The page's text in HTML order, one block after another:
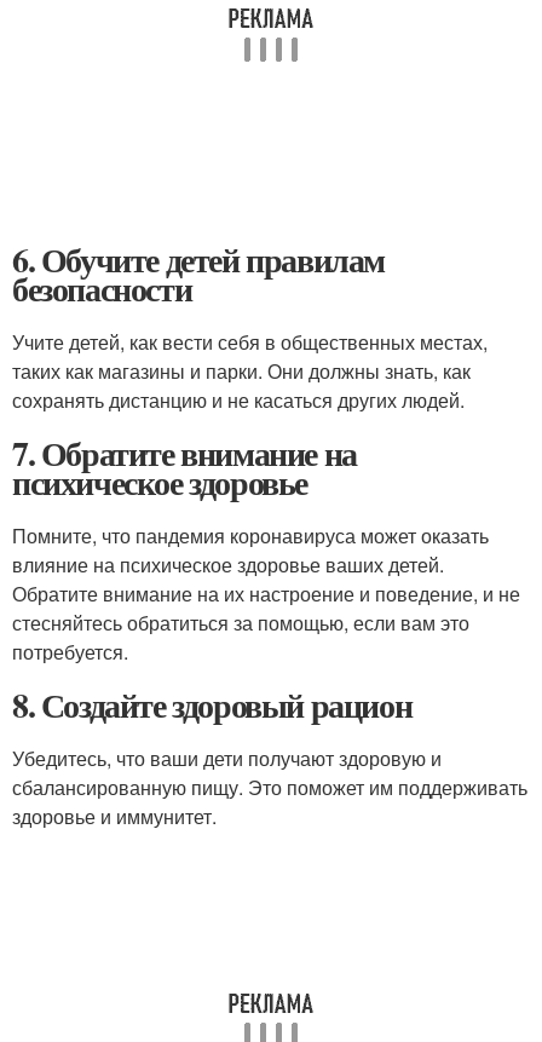
6. Обучите детей правилам
безопасности
Учите детей, как вести себя в общественных местах,
таких как магазины и парки. Они должны знать, как
сохранять дистанцию и не касаться других людей.
7. Обратите внимание на
психическое здоровье
Помните, что пандемия коронавируса может оказать
влияние на психическое здоровье ваших детей.
Обратите внимание на их настроение и поведение, и не
стесняйтесь обратиться за помощью, если вам это
потребуется.
8. Создайте здоровый рацион
Убедитесь, что ваши дети получают здоровую и
сбалансированную пищу. Это поможет им поддерживать
здоровье и иммунитет.